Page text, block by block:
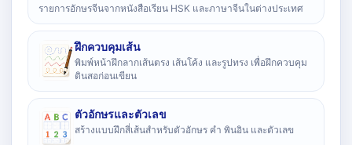
รายการอักษรจีนจากหนังสือเรียน HSK และภาษาจีนในต่างประเทศ
ฝึกควบคุมเส้น
พิมพ์หน้าฝึกลากเส้นตรง เส้นโค้ง และรูปทรง เพื่อฝึกควบคุม
ดินสอก่อนเขียน
ตัวอักษรและตัวเลข
สร้างแบบฝึกสี่เส้นสำหรับตัวอักษร คำ พินอิน และตัวเลข